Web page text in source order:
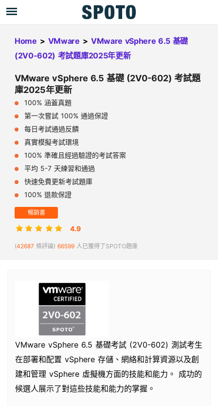
Home > VMware > VMware vSphere 6.5 基礎
(2V0-602) 考試題庫2025年更新
VMware vSphere 6.5 基礎 (2V0-602) 考試題
庫2025年更新
100% 涵蓋真題
第一次嘗試 100% 通過保證
每日考試通過反饋
真實模擬考試環境
100% 準確且經過驗證的考試答案
平均 5-7 天練習和通過
快速免費更新考試題庫
100% 退款保證
暢銷書
4.9
(42687 條評論) 66599 人已獲得了SPOTO題庫
VMware vSphere 6.5 基礎考試 (2V0-602) 測試考生
在部署和配置 vSphere 存儲、網絡和計算資源以及創
建和管理 vSphere 虛擬機方面的技能和能力。 成功的
候選人展示了對這些技能和能力的掌握。